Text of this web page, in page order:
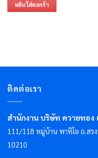
หยิบใส่ตะกร้า
ติดต่อเรา
สำนักงาน บริษัท ควายทอง
111/118 หมู่บ้าน พาทิโอ ถ.สร
10210